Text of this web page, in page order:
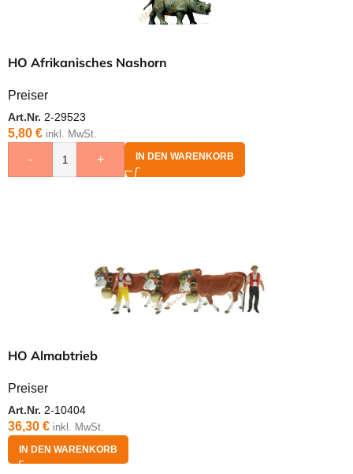
HO Afrikanisches Nashorn
Preiser
Art.Nr. 2-29523
5,80 € inkl. MwSt.
- + IN DEN WARENKORB
HO Almabtrieb
Preiser
Art.Nr. 2-10404
36,30 € inkl. MwSt.
IN DEN WARENKORB